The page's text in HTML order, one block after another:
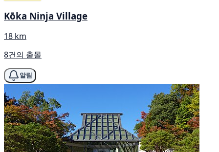
Kōka Ninja Village
18 km
8건의 출몰
알림